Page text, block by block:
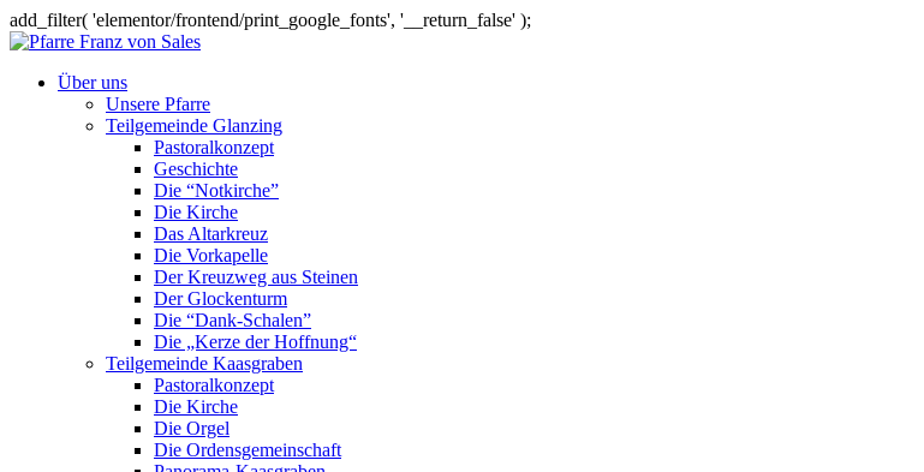
add_filter( 'elementor/frontend/print_google_fonts', '__return_false' );
Über uns
Unsere Pfarre
Teilgemeinde Glanzing
Pastoralkonzept
Geschichte
Die “Notkirche”
Die Kirche
Das Altarkreuz
Die Vorkapelle
Der Kreuzweg aus Steinen
Der Glockenturm
Die “Dank-Schalen”
Die „Kerze der Hoffnung“
Teilgemeinde Kaasgraben
Pastoralkonzept
Die Kirche
Die Orgel
Die Ordensgemeinschaft